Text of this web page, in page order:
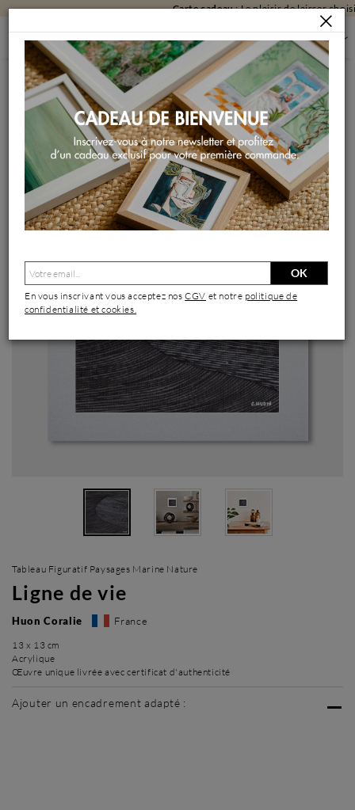
Carte cadeau: Le plaisir de laisser choisir !
PEINTURES PEINTURES PAR FORMAT
PEINTURES PETIT FORMAT
LIGNE DE VIE
Peinture Ligne de vie par Huon Coralie | Tableau Figuratif
Paysages Marine Nature Acrylique
Tableau Figuratif Paysages Marine Nature
Ligne de vie
Huon Coralie France
13 x 13 cm
Acrylique
Œuvre unique livrée avec certificat d'authenticité
Ajouter un encadrement adapté :
OK
En vous inscrivant vous acceptez nosCGV et notre politique de
confidentialité et cookies.